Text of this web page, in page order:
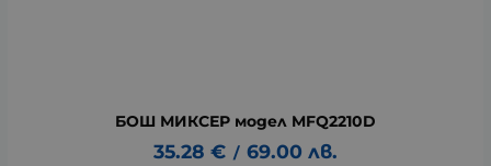
БОШ МИКСЕР модел MFQ2210D
35.28 € / 69.00 лв.